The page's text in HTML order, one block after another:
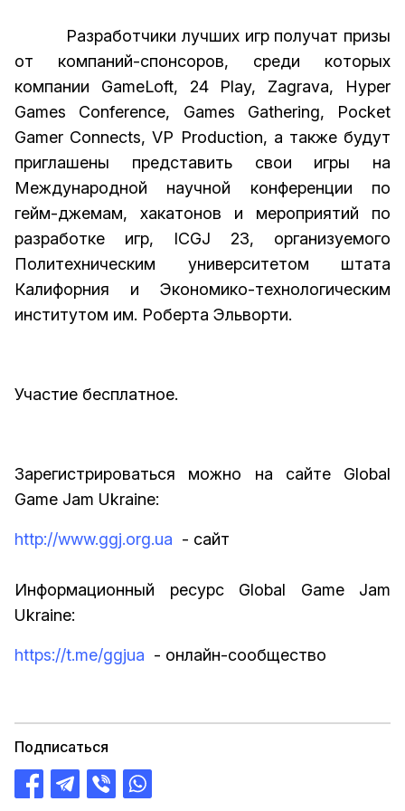
Разработчики лучших игр получат призы
от компаний-спонсоров, среди которых
компании GameLoft, 24 Play, Zagrava, Hyper
Games Conference, Games Gathering, Pocket
Gamer Connects, VP Production, а также будут
приглашены представить свои игры на
Международной научной конференции по
гейм-джемам, хакатонов и мероприятий по
разработке игр, ICGJ 23, организуемого
Политехническим университетом штата
Калифорния и Экономико-технологическим
институтом им. Роберта Эльворти.
Участие бесплатное.
Зарегистрироваться можно на сайте Global
Game Jam Ukraine:
http://www.ggj.org.ua - сайт
Информационный ресурс Global Game Jam
Ukraine:
https://t.me/ggjua - онлайн-сообщество
Подписаться